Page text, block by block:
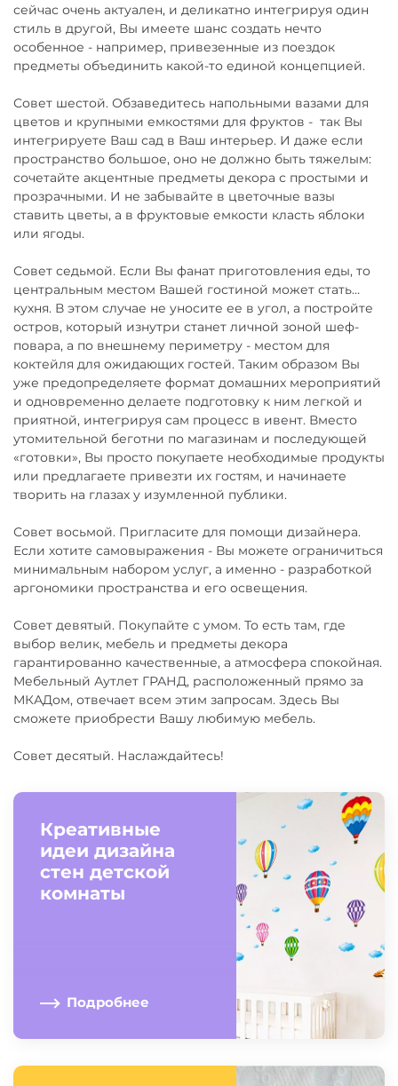
сейчас очень актуален, и деликатно интегрируя один
стиль в другой, Вы имеете шанс создать нечто
особенное - например, привезенные из поездок
предметы объединить какой-то единой концепцией.
Совет шестой. Обзаведитесь напольными вазами для
цветов и крупными емкостями для фруктов - так Вы
интегрируете Ваш сад в Ваш интерьер. И даже если
пространство большое, оно не должно быть тяжелым:
сочетайте акцентные предметы декора с простыми и
прозрачными. И не забывайте в цветочные вазы
ставить цветы, а в фруктовые емкости класть яблоки
или ягоды.
Совет седьмой. Если Вы фанат приготовления еды, то
центральным местом Вашей гостиной может стать…
кухня. В этом случае не уносите ее в угол, а постройте
остров, который изнутри станет личной зоной шеф-
повара, а по внешнему периметру - местом для
коктейля для ожидающих гостей. Таким образом Вы
уже предопределяете формат домашних мероприятий
и одновременно делаете подготовку к ним легкой и
приятной, интегрируя сам процесс в ивент. Вместо
утомительной беготни по магазинам и последующей
«готовки», Вы просто покупаете необходимые продукты
или предлагаете привезти их гостям, и начинаете
творить на глазах у изумленной публики.
Совет восьмой. Пригласите для помощи дизайнера.
Если хотите самовыражения - Вы можете ограничиться
минимальным набором услуг, а именно - разработкой
аргономики пространства и его освещения.
Совет девятый. Покупайте с умом. То есть там, где
выбор велик, мебель и предметы декора
гарантированно качественные, а атмосфера спокойная.
Мебельный Аутлет ГРАНД, расположенный прямо за
МКАДом, отвечает всем этим запросам. Здесь Вы
сможете приобрести Вашу любимую мебель.
Совет десятый. Наслаждайтесь!
Креативные
идеи дизайна
стен детской
комнаты
Подробнее